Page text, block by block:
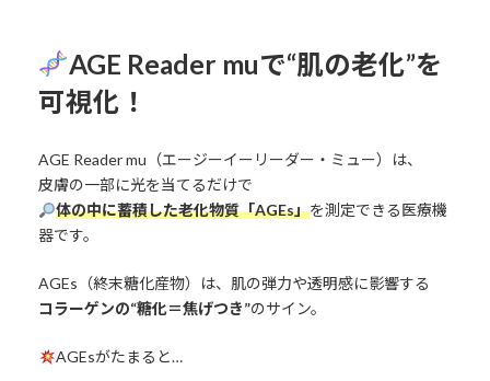
AGE Reader muで“肌の老化”を
可視化！
AGE Reader mu（エージーイーリーダー・ミュー）は、
皮膚の一部に光を当てるだけで
体の中に蓄積した老化物質「AGEs」を測定できる医療機
器です。
AGEs（終末糖化産物）は、肌の弾力や透明感に影響する
コラーゲンの“糖化＝焦げつき”のサイン。
AGEsがたまると…